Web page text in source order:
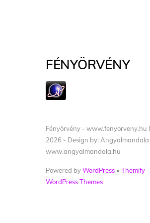
FÉNYÖRVÉNY
Fényörvény - www.fenyorveny.hu
2026 - Design by: Angyalmandala
www.angyalmandala.hu
Powered byWordPress • Themify
WordPress Themes